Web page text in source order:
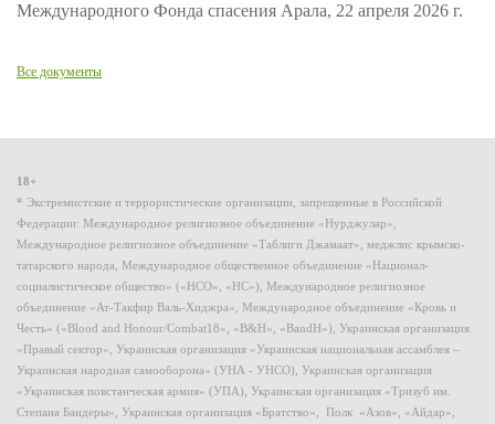
Международного Фонда спасения Арала, 22 апреля 2026 г.
Все документы
18+
* Экстремистские и террористические организации, запрещенные в Российской
Федерации: Международное религиозное объединение «Нурджулар»,
Международное религиозное объединение «Таблиги Джамаат», меджлис крымско-
татарского народа, Международное общественное объединение «Национал-
социалистическое общество» («НСО», «НС»), Международное религиозное
объединение «Ат-Такфир Валь-Хиджра», Международное объединение «Кровь и
Честь» («Blood and Honour/Combat18», «B&H», «BandH»), Украинская организация
«Правый сектор», Украинская организация «Украинская национальная ассамблея –
Украинская народная самооборона» (УНА - УНСО), Украинская организация
«Украинская повстанческая армия» (УПА), Украинская организация «Тризуб им.
Степана Бандеры», Украинская организация «Братство», Полк «Азов», «Айдар»,